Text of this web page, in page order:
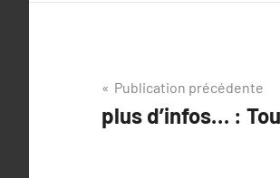
Navigation
de
Publication précédente
plus d’infos… :